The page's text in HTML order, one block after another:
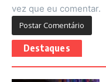
vez que eu comentar.
Destaques